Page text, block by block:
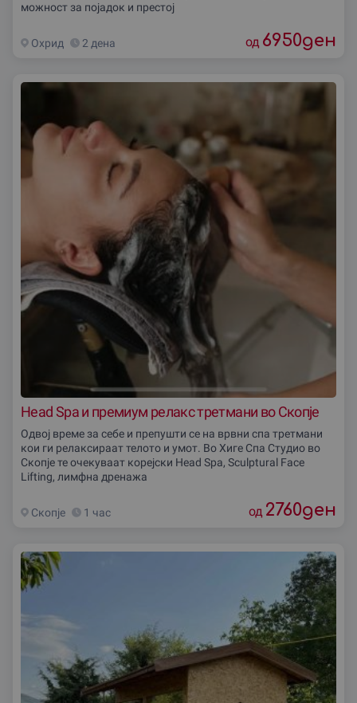
можност за појадок и престој
Охрид 2 дена од 6950ден
Head Spa и премиум релакс третмани во Скопје
Одвој време за себе и препушти се на врвни спа третмани
кои ги релаксираат телото и умот. Во Хиге Спа Студио во
Скопје те очекуваат корејски Head Spa, Sculptural Face
Lifting, лимфна дренажа
Скопjе 1 час од 2760ден